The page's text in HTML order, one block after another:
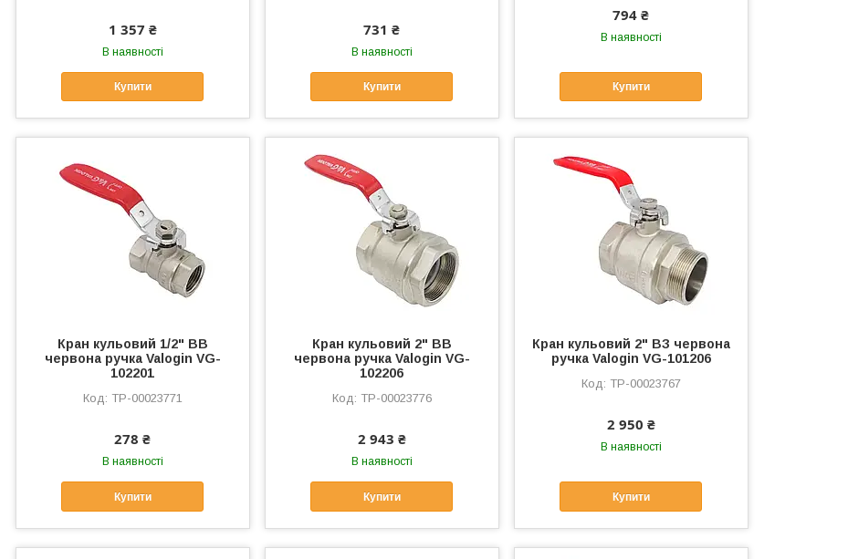
1 357 ₴
В наявності
Купити
731 ₴
В наявності
Купити
794 ₴
В наявності
Купити
Кран кульовий 1/2" ВВ
червона ручка Valogin VG-
102201
ТР-00023771
278 ₴
В наявності
Купити
Кран кульовий 2" ВВ
червона ручка Valogin VG-
102206
ТР-00023776
2 943 ₴
В наявності
Купити
Кран кульовий 2" ВЗ червона
ручка Valogin VG-101206
ТР-00023767
2 950 ₴
В наявності
Купити